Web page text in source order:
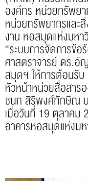
องค์กร หน่วยทรัพย
หน่วยทรัพยากรและ
งาน หอสมุดแห่งมห
“ระบบการจัดการข้อ
ศาสตราจารย์ ดร.
สมุดฯ ให้การต้อนรั
หัวหน้าหน่วยสื่อสา
ชนก สิริพงศ์ทักษิณ
เมื่อวันที่ 19 ตุลาคม
อาคารหอสมุดแห่งม